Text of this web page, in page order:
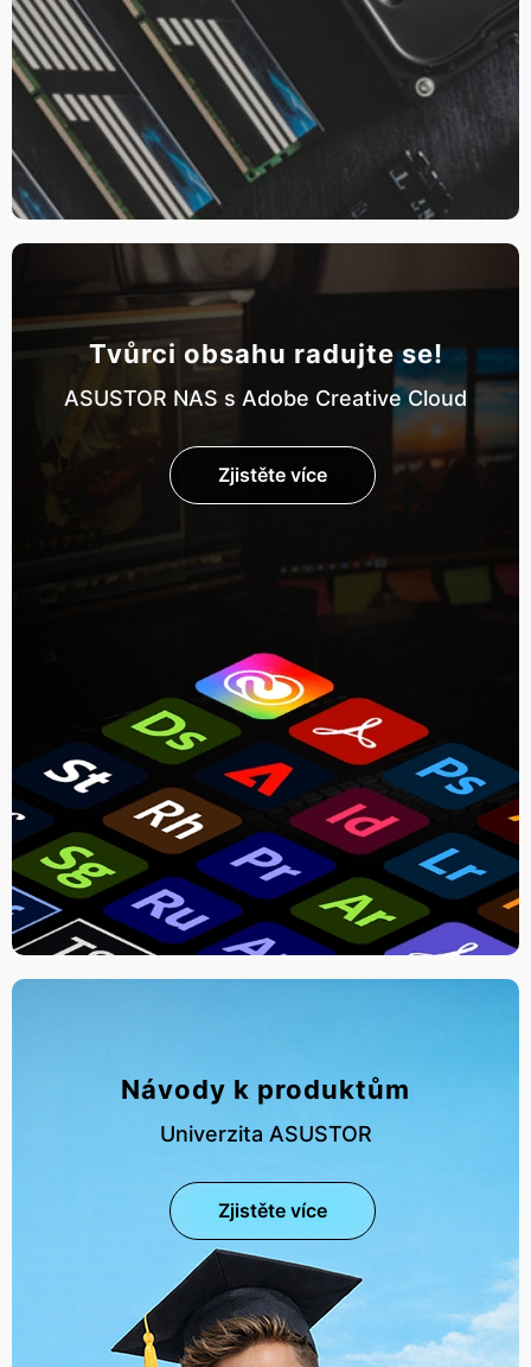
Tvůrci obsahu radujte se!
ASUSTOR NAS s Adobe Creative Cloud
Zjistěte více
Návody k produktům
Univerzita ASUSTOR
Zjistěte více